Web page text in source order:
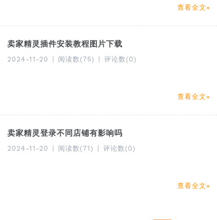
查看全文
卖家精灵插件安装教程图片下载
2024-11-20 阅读数(75) 评论数(0)
查看全文
卖家精灵登录不同店铺有影响吗
2024-11-20 阅读数(71) 评论数(0)
查看全文